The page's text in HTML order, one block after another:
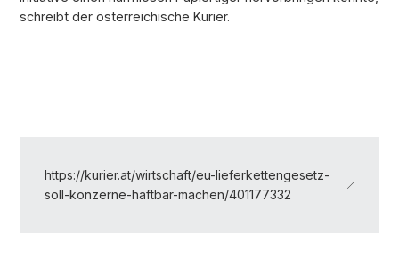
schreibt der österreichische Kurier.
https://kurier.at/wirtschaft/eu-lieferkettengesetz-
soll-konzerne-haftbar-machen/401177332